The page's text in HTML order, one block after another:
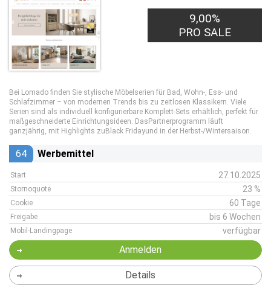
9,00%
PRO SALE
Bei Lomado finden Sie stylische Möbelserien für Bad, Wohn-, Ess- und
Schlafzimmer – von modernen Trends bis zu zeitlosen Klassikern. Viele
Serien sind als individuell konfigurierbare Komplett-Sets erhältlich, perfekt für
maßgeschneiderte Einrichtungsideen. DasPartnerprogramm läuft
ganzjährig, mit Highlights zuBlack Fridayund in der Herbst-/Wintersaison.
64 Werbemittel
Start 27.10.2025
Stornoquote 23 %
Cookie 60 Tage
Freigabe bis 6 Wochen
Mobil-Landingpage verfügbar
Anmelden
Details